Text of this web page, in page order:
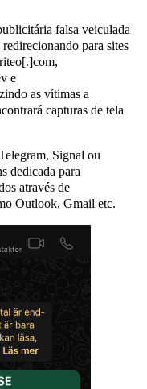
falsa veiculada
para sites
e
as vítimas a
capturas de tela
Signal ou
dedicada para
através de
Outlook, Gmail etc.